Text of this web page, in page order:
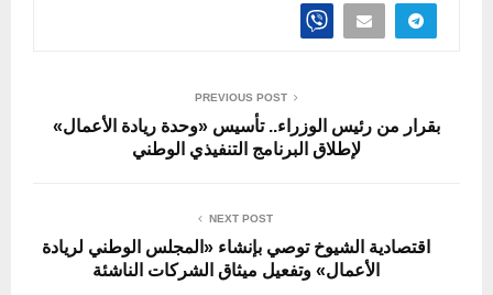
PREVIOUS POST
بقرار من رئيس الوزراء.. تأسيس «وحدة ريادة الأعمال»
لإطلاق البرنامج التنفيذي الوطني
NEXT POST
اقتصادية الشيوخ توصي بإنشاء «المجلس الوطني لريادة
الأعمال» وتفعيل ميثاق الشركات الناشئة